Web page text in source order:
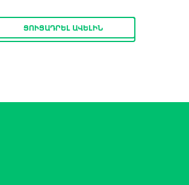
ՑՈՒՑԱԴՐԵԼ ԱՎԵԼԻՆ